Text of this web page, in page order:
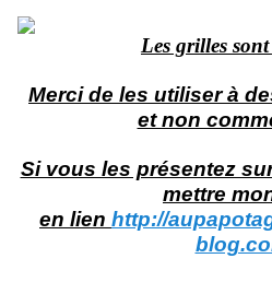
Les grilles
Merci de les utiliser à
et non
Si vous les présentez
mettre
en lien http://